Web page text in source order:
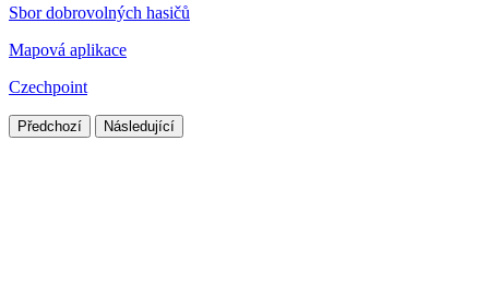
Sbor dobrovolných hasičů
Mapová aplikace
Czechpoint
Předchozí Následující